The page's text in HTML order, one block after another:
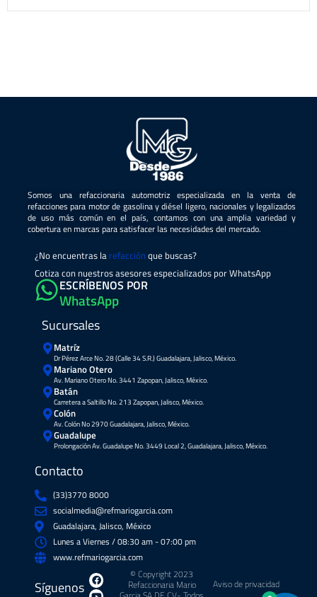
Somos una refaccionaria automotriz especializada en la venta de
refacciones para motor de gasolina y diésel ligero, nacionales y legalizados
de uso más común en el país, contamos con una amplia variedad y
cobertura en marcas para satisfacer las necesidades del mercado.
¿No encuentras la refacción que buscas?
Cotiza con nuestros asesores especializados por WhatsApp
ESCRÍBENOS POR
WhatsApp
Sucursales
Matríz
Dr Pérez Arce No. 28 (Calle 34 S.R.) Guadalajara, Jalisco, México.
Mariano Otero
Av. Mariano Otero No. 3441 Zapopan, Jalisco, México.
Batán
Carretera a Saltillo No. 213 Zapopan, Jalisco, México.
Colón
Av. Colón No 2970 Guadalajara, Jalisco, México.
Guadalupe
Prolongación Av. Guadalupe No. 3449 Local 2, Guadalajara, Jalisco, México.
Contacto
(33)3770 8000
socialmedia@refmariogarcia.com
Guadalajara, Jalisco, México
Lunes a Viernes / 08:30 am - 07:00 pm
www.refmariogarcia.com
Síguenos
F
a
Y
o
W
h
I
n
© Copyright 2023
Refaccionaria Mario Aviso de privacidad